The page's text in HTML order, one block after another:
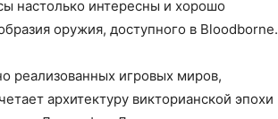
настолько интересны и хорошо
оружия, доступного в Bloodborne.
реализованных игровых миров,
архитектуру викторианской эпохи